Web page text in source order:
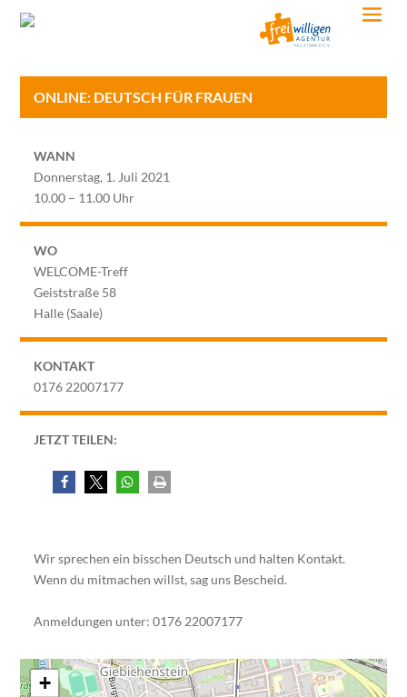
ONLINE: DEUTSCH FÜR FRAUEN
WANN
Donnerstag, 1. Juli 2021
10.00 – 11.00 Uhr
WO
WELCOME-Treff
Geiststraße 58
Halle (Saale)
KONTAKT
0176 22007177
JETZT TEILEN:
Wir sprechen ein bisschen Deutsch und halten Kontakt.
Wenn du mitmachen willst, sag uns Bescheid.
Anmeldungen unter: 0176 22007177
+